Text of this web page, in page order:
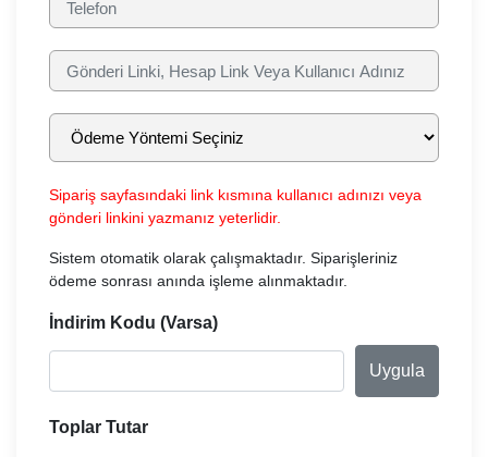
Sipariş sayfasındaki link kısmına kullanıcı adınızı veya
gönderi linkini yazmanız yeterlidir.
Sistem otomatik olarak çalışmaktadır. Siparişleriniz
ödeme sonrası anında işleme alınmaktadır.
İndirim Kodu (Varsa)
Uygula
Toplar Tutar